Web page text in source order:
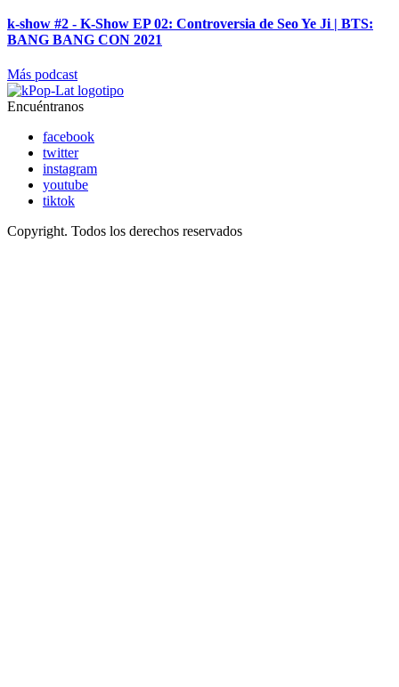
k-show #2 - K-Show EP 02: Controversia de Seo Ye Ji | BTS:
BANG BANG CON 2021
Más podcast
Encuéntranos
facebook
twitter
instagram
youtube
tiktok
Copyright. Todos los derechos reservados